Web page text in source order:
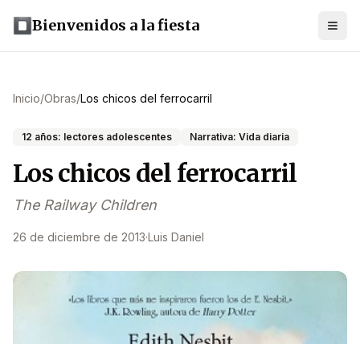
Bienvenidos a la fiesta
Inicio/Obras/Los chicos del ferrocarril
12 años: lectores adolescentes Narrativa: Vida diaria
Los chicos del ferrocarril
The Railway Children
26 de diciembre de 2013·Luis Daniel